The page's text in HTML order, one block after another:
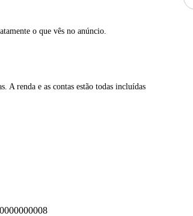
o que vês no anúncio.
A renda e as contas estão todas incluídas